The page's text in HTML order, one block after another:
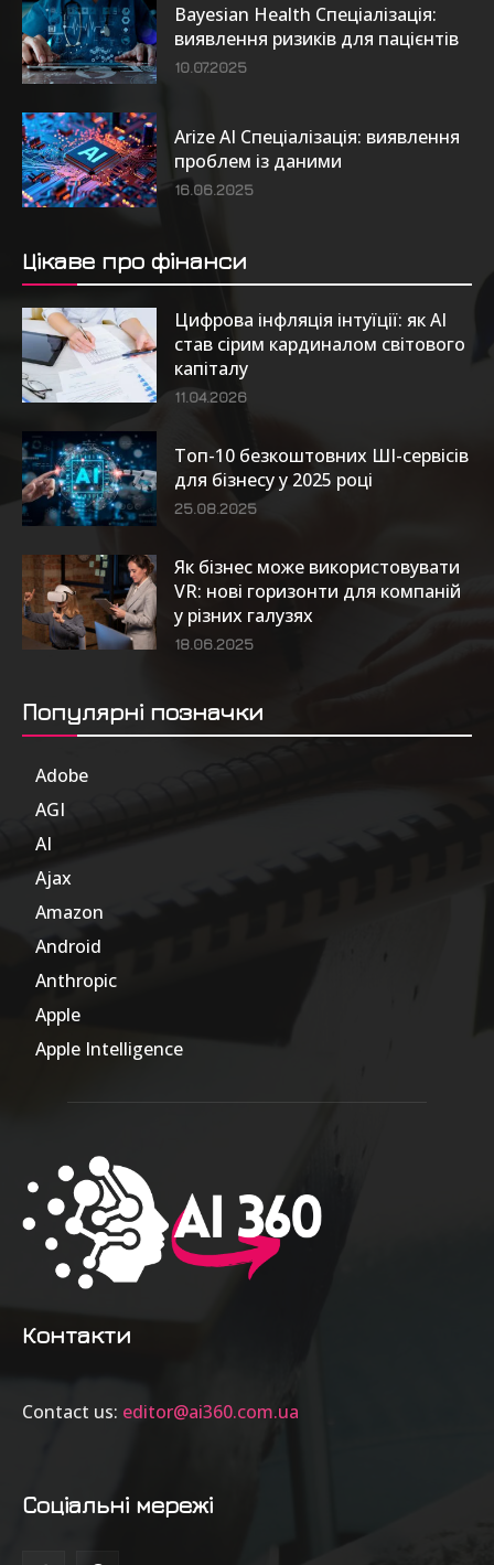
Bayesian Health Спеціалізація:
виявлення ризиків для пацієнтів
10.07.2025
Arize AI Спеціалізація: виявлення
проблем із даними
16.06.2025
Цікаве про фінанси
Цифрова інфляція інтуїції: як AI
став сірим кардиналом світового
капіталу
11.04.2026
Топ-10 безкоштовних ШІ-сервісів
для бізнесу у 2025 році
25.08.2025
Як бізнес може використовувати
VR: нові горизонти для компаній
у різних галузях
18.06.2025
Популярні позначки
Adobe
AGI
AI
Ajax
Amazon
Android
Anthropic
Apple
Apple Intelligence
Контакти
Contact us: editor@ai360.com.ua
Соціальні мережі